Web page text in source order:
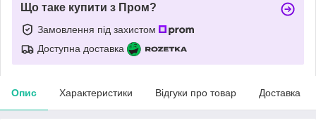
Що таке купити з Пром?
Замовлення під захистом
Доступна доставка
Опис Характеристики Відгуки про товар Доставка